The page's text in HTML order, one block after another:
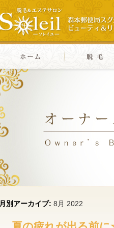
月別アーカイブ: 8月 2022